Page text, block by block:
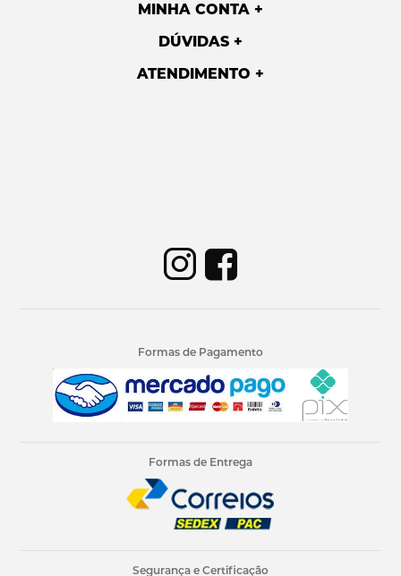
MINHA CONTA
DÚVIDAS
ATENDIMENTO
Formas de Pagamento
Formas de Entrega
Segurança e Certificação